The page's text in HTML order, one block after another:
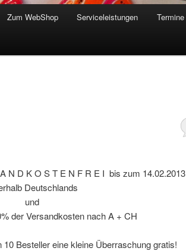
Zum WebShop Serviceleistungen Termine
N D K O S T E N F R E I bis zum 14.02.2013
Deutschlands
und
der Versandkosten nach A + CH
Besteller eine kleine Überraschung gratis!